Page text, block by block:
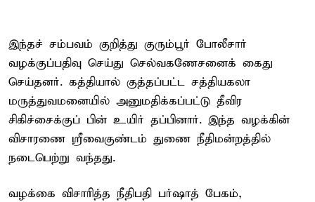
இந்தச் சம்பவம் குறித்து குரும்பூர் போலீசார்
வழக்குப்பதிவு செய்து செல்வகணேசனைக் கைது
செய்தனர். கத்தியால் குத்தப்பட்ட சத்தியகலா
மருத்துவமனையில் அனுமதிக்கப்பட்டு தீவிர
சிகிச்சைக்குப் பின் உயிர் தப்பினார். இந்த வழக்கின்
விசாரணை ஸ்ரீவைகுண்டம் துணை நீதிமன்றத்தில்
நடைபெற்று வந்தது.
வழக்கை விசாரித்த நீதிபதி பர்ஷாத் பேகம்,